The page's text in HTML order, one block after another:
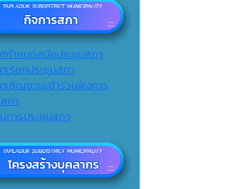
กำหนดสมัยประชุมสภา
เรียกประชุมสภา
เชิญชวนเข้าร่วมฟังการ
ภา
การประชุมสภา